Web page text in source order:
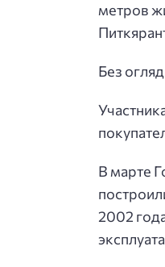
метров
Без
В марте
2002